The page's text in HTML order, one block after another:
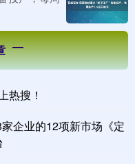
热搜！
企业的12项新市场《定